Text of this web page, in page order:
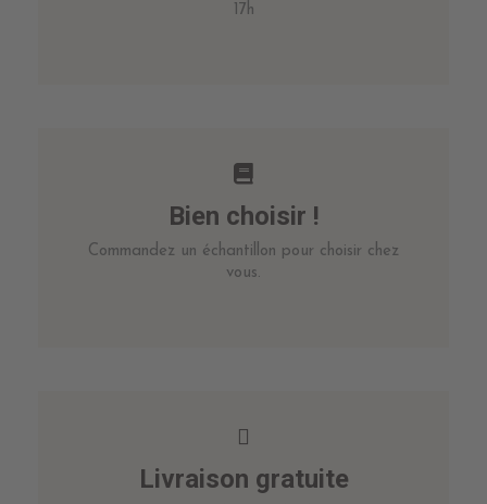
17h
Bien choisir !
Commandez un échantillon pour choisir chez
vous.
Livraison gratuite